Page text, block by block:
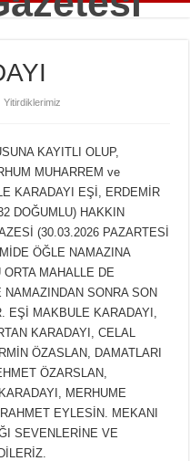
Yitirdiklerimiz
KAYITLI OLUP,
MUHARREM ve
KARADAYI EŞİ, ERDEMİR
DOĞUMLU) HAKKIN
(30.03.2026 PAZARTESİ
ÖĞLE NAMAZINA
MAHALLE DE
NAMAZINDAN SONRA SON
EŞİ MAKBULE KARADAYI,
KARADAYI, CELAL
ÖZASLAN, DAMATLARI
ÖZARSLAN,
MERHUME
EYLESİN. MEKANI
SEVENLERİNE VE